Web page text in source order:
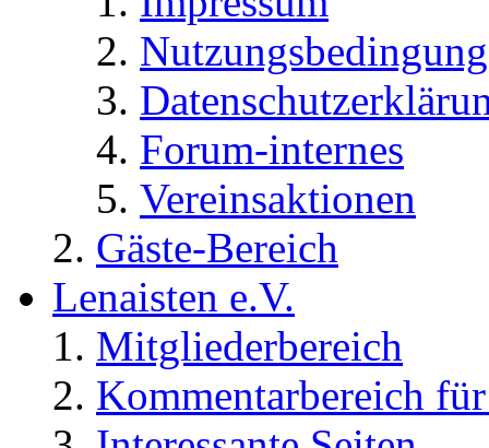
Forum-internes
Vereinsaktionen
Gäste-Bereich
Lenaisten e.V.
Mitgliederbereich
Kommentarbereich